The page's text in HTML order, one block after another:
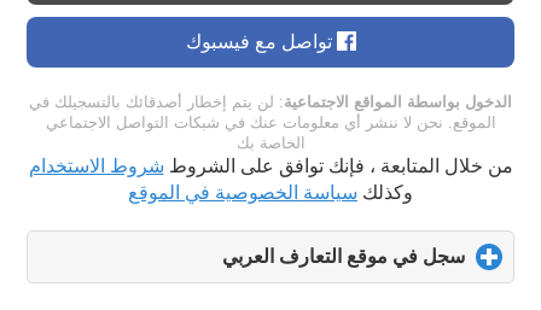
تواصل مع فيسبوك
الدخول بواسطة المواقع الاجتماعية: لن يتم إخطار أصدقائك بالتسجيلك في
الموقع. نحن لا ننشر أي معلومات عنك في شبكات التواصل الاجتماعي
الخاصة بك
من خلال المتابعة ، فإنك توافق على الشروط شروط الاستخدام
وكذلك سياسة الخصوصية في الموقع
سجل في موقع التعارف العربي
to